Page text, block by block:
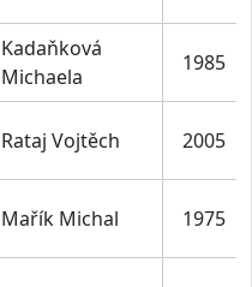
Kadaňková
Michaela
1985
Rataj Vojtěch 2005
Mařík Michal 1975